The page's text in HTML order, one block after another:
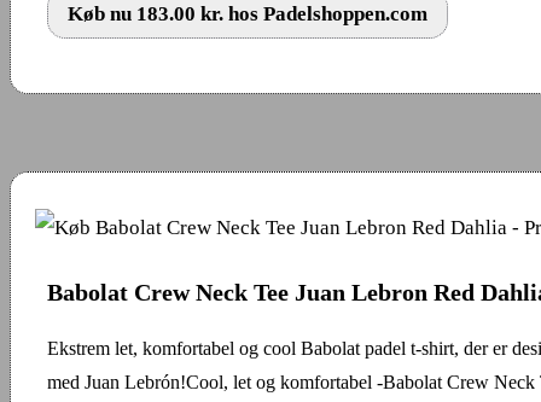
Køb nu 183.00 kr. hos Padelshoppen.com
Babolat Crew Neck Tee Juan Lebron Red
Ekstrem let, komfortabel og cool Babolat padel t-shirt, der er
med Juan Lebrón!Cool, let og komfortabel -Babolat Crew Neck